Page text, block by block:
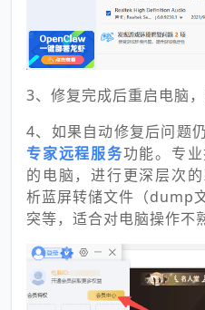
3、修复完成后重启电脑
4、如果自动修复后问题
专家远程服务功能。专
的电脑，进行更深层次
析蓝屏转储文件（dump
突等，适合对电脑操作不